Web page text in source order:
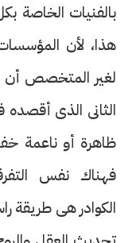
بالفنيات الخاصة
هذا، لأن
لغير المتخصص أن
الثانى الذى
ظاهرة أو ناعمة
فهناك نفس
الكوادر هى طريقة